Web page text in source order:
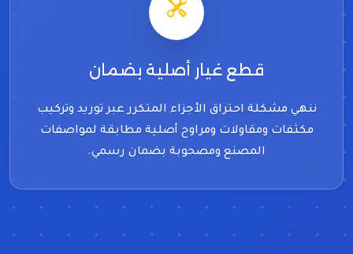
قطع غيار أصلية بضمان
ننهي مشكلة احتراق الأجزاء المتكرر عبر توريد وتركيب
مكثفات ومقاولات ومراوح أصلية مطابقة لمواصفات
المصنع ومصحوبة بضمان رسمي.